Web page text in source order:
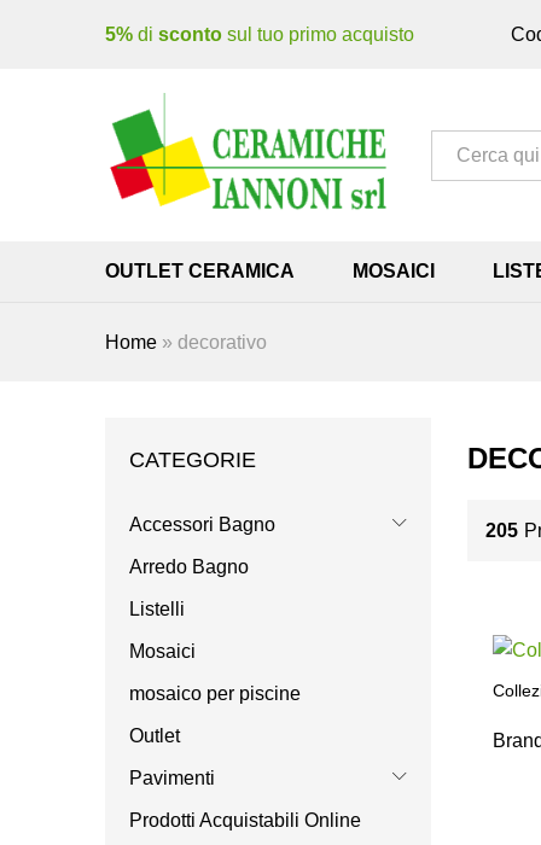
5% di sconto sul tuo primo acquisto
Tutto
OUTLET CERAMICA MOSAICI
Home » decorativo
205
CATEGORIE
Accessori Bagno
Arredo Bagno
Listelli
Mosaici
mosaico per piscine
Outlet
Pavimenti
Prodotti Acquistabili Online